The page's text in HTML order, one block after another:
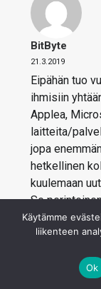
BitByte
21.3.2019
Eipähän tuo
ihmisiin
Applea,
laitteita/
jopa
hetkellinen
kuulemaan
Se
mentaliteetti
Kirjaudu
Käytämme
liikenteen
Ok